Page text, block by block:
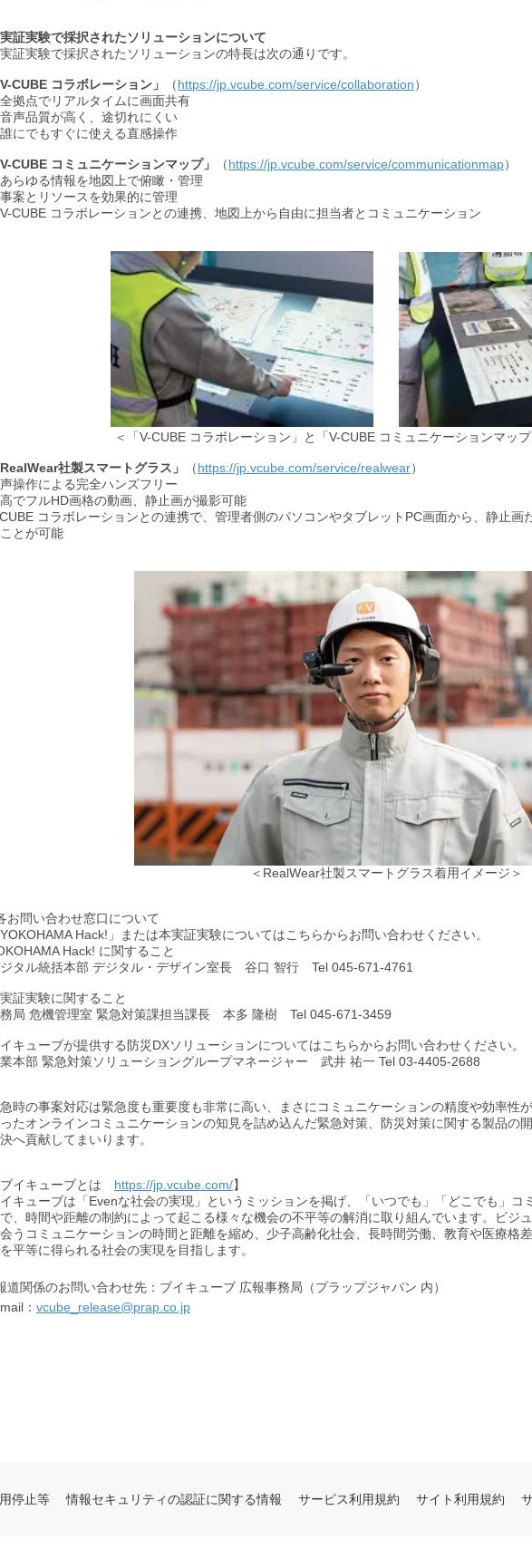
証実験で採択されたソリューションについて
証実験で採択されたソリューションの特長は次の通りです。
V-CUBE コラボレーション」 （https://jp.vcube.com/service/collaboration）
全拠点でリアルタイムに画面共有
音声品質が高く、途切れにくい
誰にでもすぐに使える直感操作
V-CUBE コミュニケーションマップ」 （https://jp.vcube.com/service/communicationmap）
あらゆる情報を地図上で俯瞰・管理
事案とリソースを効果的に管理
V-CUBE コラボレーションとの連携、地図上から自由に担当者とコミュニケーション
＜「V-CUBE コラボレーション」と「V-CUBE コミュニケーションマッ
RealWear社製スマートグラス」 （https://jp.vcube.com/service/realwear）
操作による完全ハンズフリー
でフルHD画格の動画、静止画が撮影可能
コラボレーションとの連携で、管理者側のパソコンやタブレットPC画面から、静止
とが可能
＜RealWear社製スマートグラス着用イメージ＞
お問い合わせ窓口について
YOKOHAMA Hack!」または本実証実験についてはこちらからお問い合わせください。
Hack! に関すること
タル統括本部 デジタル・デザイン室長 谷口 智行 Tel 045-671-4761
証実験に関すること
局 危機管理室 緊急対策課担当課長 本多 隆樹 Tel 045-671-3459
キューブが提供する防災DXソリューションについてはこちらからお問い合わせください。
本部 緊急対策ソリューショングループマネージャー 武井 祐一 Tel 03-4405-2688
時の事案対応は緊急度も重要度も非常に高い、まさにコミュニケーションの精度や効率性
たオンラインコミュニケーションの知見を詰め込んだ緊急対策、防災対策に関する製品の
へ貢献してまいります。
ブイキューブとは https://jp.vcube.com/】
キューブは「Evenな社会の実現」というミッションを掲げ、「いつでも」「どこでも」コ
、時間や距離の制約によって起こる様々な機会の不平等の解消に取り組んでいます。ビジ
うコミュニケーションの時間と距離を縮め、少子高齢化社会、長時間労働、教育や医療格
平等に得られる社会の実現を目指します。
道関係のお問い合わせ先：ブイキューブ 広報事務局（プラップジャパン 内）
： vcube_release@prap.co.jp
停止等 情報セキュリティの認証に関する情報 サービス利用規約 サイト利用規約